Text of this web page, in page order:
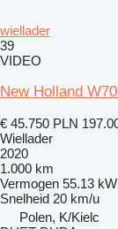
wiellader
39
VIDEO
New Holland
€ 45.750 PLN
Wiellader
2020
1.000 km
Vermogen 55.13
Snelheid 20 km/u
Polen, K/Kielc